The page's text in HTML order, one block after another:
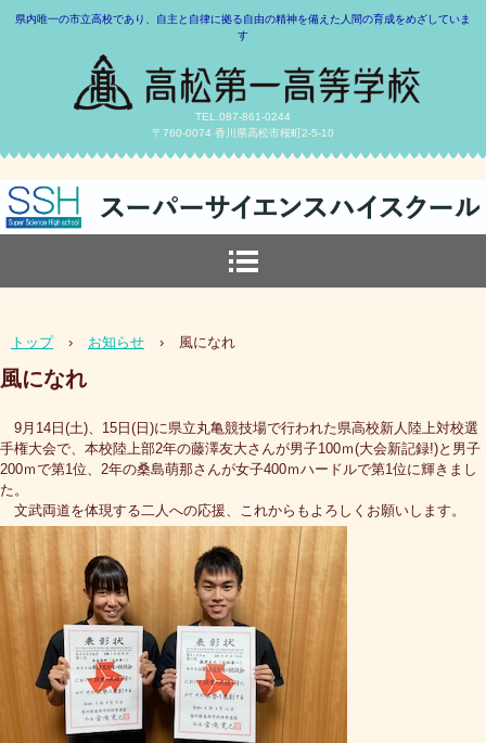
県内唯一の市立高校であり、自主と自律に拠る自由の精神を備えた人間の育成をめざしていま
す
TEL.087-861-0244
〒760-0074 香川県高松市桜町2-5-10
トップ › お知らせ › 風になれ
風になれ
9月14日(土)、15日(日)に県立丸亀競技場で行われた県高校新人陸上対校選
手権大会で、本校陸上部2年の藤澤友大さんが男子100ｍ(大会新記録!)と男子
200ｍで第1位、2年の桑島萌那さんが女子400ｍハードルで第1位に輝きまし
た。
文武両道を体現する二人への応援、これからもよろしくお願いします。